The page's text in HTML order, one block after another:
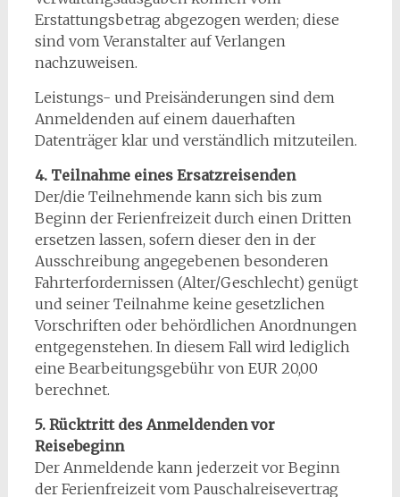
Erstattungsbetrag abgezogen werden; diese
sind vom Veranstalter auf Verlangen
nachzuweisen.
Leistungs- und Preisänderungen sind dem
Anmeldenden auf einem dauerhaften
Datenträger klar und verständlich mitzuteilen.
4. Teilnahme eines Ersatzreisenden
Der/die Teilnehmende kann sich bis zum
Beginn der Ferienfreizeit durch einen Dritten
ersetzen lassen, sofern dieser den in der
Ausschreibung angegebenen besonderen
Fahrterfordernissen (Alter/Geschlecht) genügt
und seiner Teilnahme keine gesetzlichen
Vorschriften oder behördlichen Anordnungen
entgegenstehen. In diesem Fall wird lediglich
eine Bearbeitungsgebühr von EUR 20,00
berechnet.
5. Rücktritt des Anmeldenden vor
Reisebeginn
Der Anmeldende kann jederzeit vor Beginn
der Ferienfreizeit vom Pauschalreisevertrag